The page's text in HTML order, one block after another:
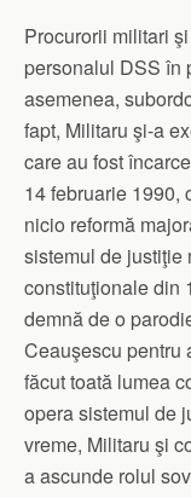
Procurorii militari
personalul DSS în
asemenea,
fapt, Militaru şi-a
care au fost
14 februarie 1990,
nicio reformă
sistemul de justiţie
constituţionale din
demnă de o
Ceauşescu pentru
făcut toată lumea
opera sistemul de
vreme, Militaru şi
a ascunde rolul